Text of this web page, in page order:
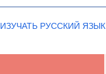
ИЗУЧАТЬ РУССКИЙ ЯЗЫК